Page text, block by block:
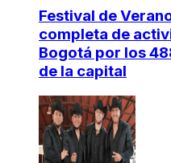
Festival de
completa de
Bogotá por los
de la capital